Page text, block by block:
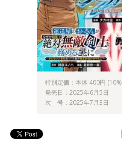
特別定価：本体 400円
発売日：2025年6月5日
次 号：2025年7月3日